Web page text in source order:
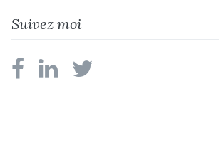
Suivez moi
facebooklinkedin